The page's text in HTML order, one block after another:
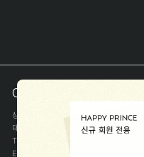
COMPANY INFO
상호
(주)해피프린스
대표
이화진
TEL
E-MAIL